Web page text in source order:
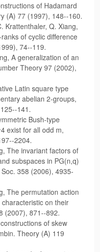
of Hadamard
(A) 77 (1997), 148--160.
Krattenthaler, Q. Xiang,
of cyclic difference
74--119.
A generalization of an
Theory 97 (2002),
Latin square type
abelian 2-groups,
141.
Bush-type
exist for all odd m,
2204.
The invariant factors of
subspaces in PG(n,q)
358 (2006), 4935-
The permutation action
on their
(2007), 871--892.
of skew
Theory (A) 119